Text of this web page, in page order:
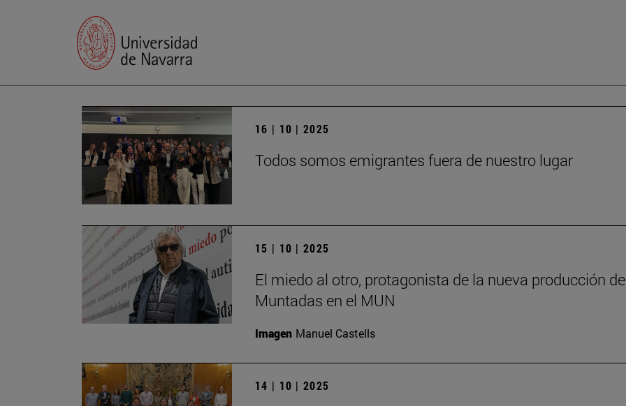
16 | 10 | 2025
Todos somos emigrantes fuera de nuestro lugar
15 | 10 | 2025
El miedo al otro, protagonista de la nueva producción de
Muntadas en el MUN
Imagen Manuel Castells
14 | 10 | 2025